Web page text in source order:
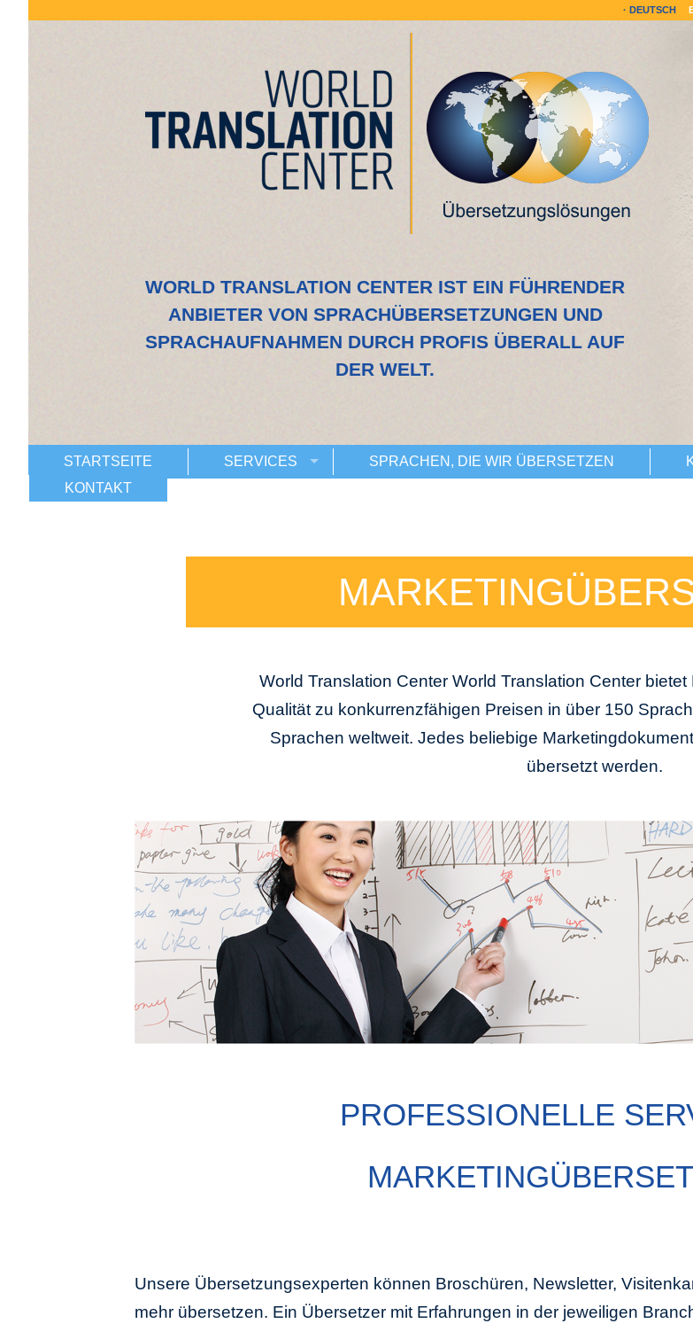
DEUTSCH
WORLD TRANSLATION CENTER IST EIN FÜHRENDER
ANBIETER VON SPRACHÜBERSETZUNGEN UND
SPRACHAUFNAHMEN DURCH PROFIS ÜBERALL AUF
DER WELT.
STARTSEITE SERVICES SPRACHEN, DIE WIR ÜBERSETZEN
KONTAKT
World Translation Center World Translation Center
Qualität zu konkurrenzfähigen Preisen in über 150
Sprachen weltweit. Jedes beliebige
übersetzt werden.
PROFESSIONELLE
Unsere Übersetzungsexperten können Broschüren, Newsletter,
mehr übersetzen. Ein Übersetzer mit Erfahrungen in der jeweiligen